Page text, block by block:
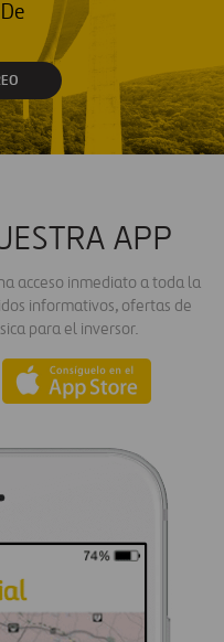
APP
acceso inmediato a toda la
informativos, ofertas de
para el inversor.